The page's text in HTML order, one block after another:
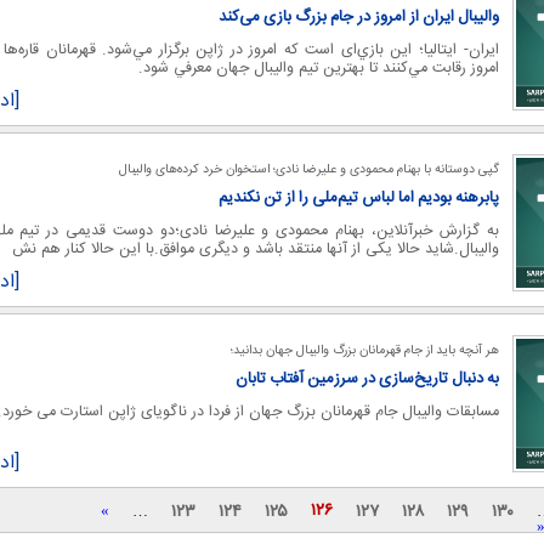
واليبال ايران از امروز در جام بزرگ بازی می‌کند
ايران- ايتاليا؛ اين بازي‌ای است که امروز در ژاپن برگزار مي‌شود. قهرمانان قاره‌ها
امروز رقابت مي‌کنند تا بهترين تيم واليبال جهان معرفي شود.
گپی دوستانه با بهنام محمودی و علیرضا نادی؛ استخوان خرد کرده‌های والیبال
پابرهنه بودیم اما لباس تیم‌ملی را از تن نکندیم
به گزارش خبرآنلاین، بهنام محمودی و علیرضا نادی؛دو دوست قدیمی در تیم
والیبال.شاید حالا یکی از آنها منتقد باشد و دیگری موافق.با این حالا کنار هم نش
هر آنچه باید از جام قهرمانان بزرگ والیبال جهان بدانید؛
به دنبال تاریخ‌سازی در سرزمین آفتاب تابان
مسابقات والیبال جام قهرمانان بزرگ جهان از فردا در ناگویای ژاپن استارت می خورد.
» … ۱۲۳ ۱۲۴ ۱۲۵ ۱۲۶ ۱۲۷ ۱۲۸ ۱۲۹ ۱۳۰
«